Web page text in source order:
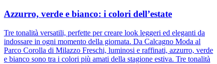
Azzurro, verde e bianco: i colori dell’estate
Tre tonalità versatili, perfette per creare look leggeri ed eleganti da
indossare in ogni momento della giornata. Da Calcagno Moda al
Parco Corolla di Milazzo Freschi, luminosi e raffinati, azzurro, verde
e bianco sono tra i colori più amati della stagione estiva. Tre tonalità